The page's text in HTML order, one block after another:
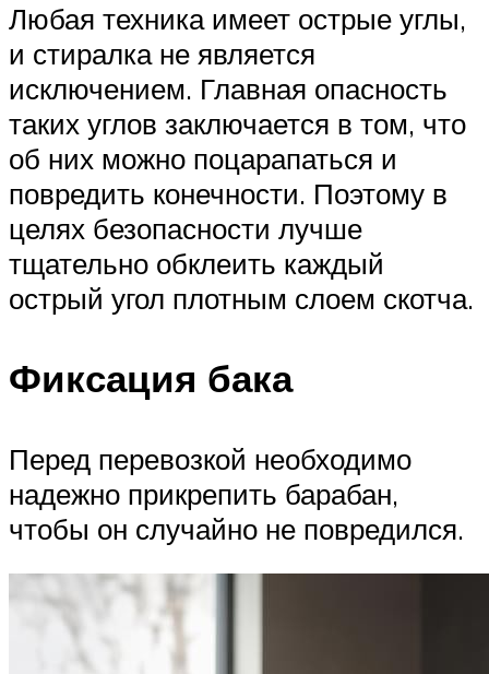
Любая техника имеет острые углы,
и стиралка не является
исключением. Главная опасность
таких углов заключается в том, что
об них можно поцарапаться и
повредить конечности. Поэтому в
целях безопасности лучше
тщательно обклеить каждый
острый угол плотным слоем скотча.
Фиксация бака
Перед перевозкой необходимо
надежно прикрепить барабан,
чтобы он случайно не повредился.